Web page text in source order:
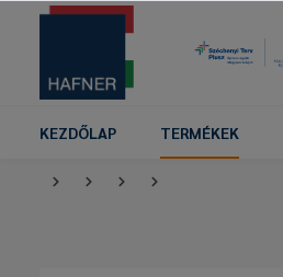
KEZDŐLAP TERMÉKEK